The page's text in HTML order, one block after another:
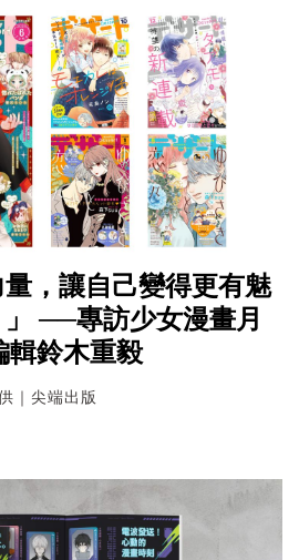
量，讓自己變得更有魅
──專訪少女漫畫月
輯鈴木重毅
｜尖端出版